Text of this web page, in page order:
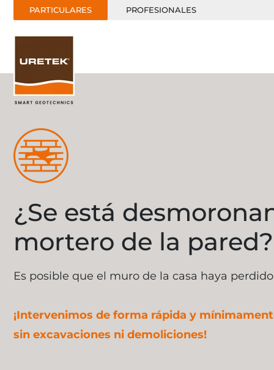
PARTICULARES PROFESIONALES
¿Se está
mortero de la pared?
Es posible que el muro de la casa haya
¡Intervenimos de forma rápida y
sin excavaciones ni demoliciones!